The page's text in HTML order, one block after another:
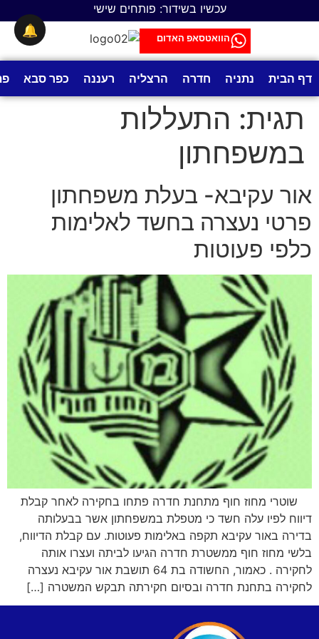
עכשיו בשידור: פותחים שישי
הוואטסאפ האדום
דף הבית נתניה חדרה הרצליה רעננה כפר סבא
תגית: התעללות
במשפחתון
אור עקיבא- בעלת משפחתון
פרטי נעצרה בחשד לאלימות
כלפי פעוטות
שוטרי מחוז חוף מתחנת חדרה פתחו בחקירה לאחר קבלת
דיווח לפיו עלה חשד כי מטפלת במשפחתון אשר בבעלותה
בדירה באור עקיבא תקפה באלימות פעוטות. עם קבלת הדיווח,
בלשי מחוז חוף ממשטרת חדרה הגיעו לביתה ועצרו אותה
לחקירה . כאמור, החשודה בת 64 תושבת אור עקיבא נעצרה
לחקירה בתחנת חדרה ובסיום חקירתה תבקש המשטרה […]
🔔